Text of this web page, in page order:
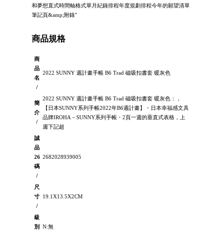
和夢想直式時間軸格式單月紀錄排程年度規劃排程今年的願望清單
筆記頁&amp;附錄"
商品規格
商
品
名
/
2022 SUNNY 週計畫手帳 B6 Trad 磁吸扣書套 暖灰色
簡
介
/
2022 SUNNY 週計畫手帳 B6 Trad 磁吸扣書套 暖灰色：，
【日本SUNNY系列手帳2022年B6週計畫】・日本幸福感文具
品牌IROHA－SUNNY系列手帳・2頁一週的垂直式表格，上
週下記超
誠
品
26
碼
/
2682028939005
尺
寸
/
19.1X13.5X2CM
級
別
N:無